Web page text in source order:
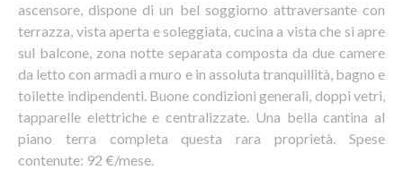
ascensore, dispone di un bel soggiorno attraversante con
terrazza, vista aperta e soleggiata, cucina a vista che si apre
sul balcone, zona notte separata composta da due camere
da letto con armadi a muro e in assoluta tranquillità, bagno e
toilette indipendenti. Buone condizioni generali, doppi vetri,
tapparelle elettriche e centralizzate. Una bella cantina al
piano terra completa questa rara proprietà. Spese
contenute: 92 €/mese.